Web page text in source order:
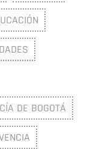
DE BOGOTÁ